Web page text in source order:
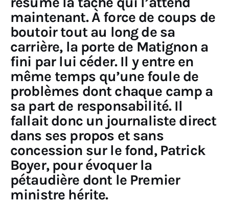
Humour
maintenant. À force de coups de
boutoir tout au long de sa
carrière, la porte de Matignon a
fini par lui céder. Il y entre en
même temps qu’une foule de
problèmes dont chaque camp a
sa part de responsabilité. Il
fallait donc un journaliste direct
dans ses propos et sans
concession sur le fond, Patrick
Boyer, pour évoquer la
pétaudière dont le Premier
ministre hérite.